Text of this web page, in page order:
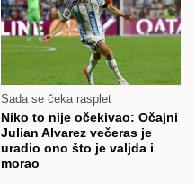
Sada se čeka rasplet
Niko to nije očekivao: Očajni
Julian Alvarez večeras je
uradio ono što je valjda i
morao